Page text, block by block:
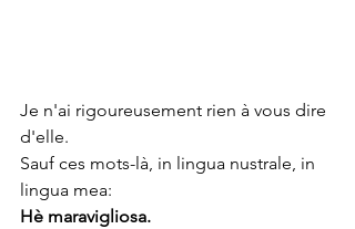
Je n'ai rigoureusement rien à vous dire
d'elle.
Sauf ces mots-là, in lingua nustrale, in
lingua mea:
Hè maravigliosa.